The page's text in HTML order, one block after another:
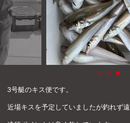
お知らせ
3号艇のキス便です。
近場キスを予定していましたが釣れず遠